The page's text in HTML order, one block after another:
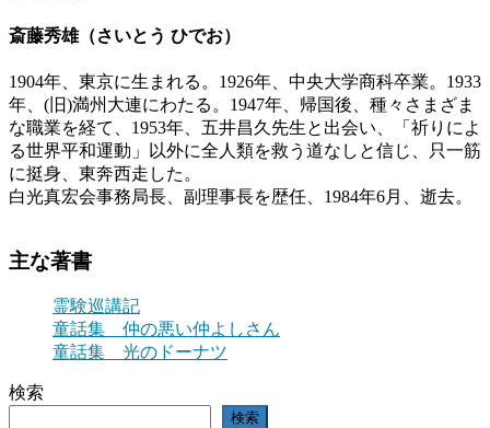
斎藤秀雄（さいとう ひでお）
1904年、東京に生まれる。1926年、中央大学商科卒業。1933
年、(旧)満州大連にわたる。1947年、帰国後、種々さまざま
な職業を経て、1953年、五井昌久先生と出会い、「祈りによ
る世界平和運動」以外に全人類を救う道なしと信じ、只一筋
に挺身、東奔西走した。
白光真宏会事務局長、副理事長を歴任、1984年6月、逝去。
主な著書
霊験巡講記
童話集 仲の悪い仲よしさん
童話集 光のドーナツ
検索
検索